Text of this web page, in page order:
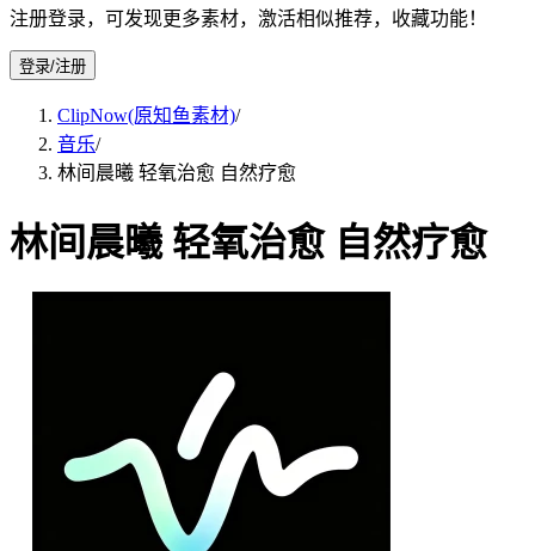
注册登录，可发现更多素材，激活相似推荐，收藏功能！
登录/注册
ClipNow(原知鱼素材)/
音乐/
林间晨曦 轻氧治愈 自然疗愈
林间晨曦 轻氧治愈 自然疗愈